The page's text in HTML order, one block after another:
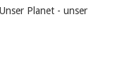
Planet - unser